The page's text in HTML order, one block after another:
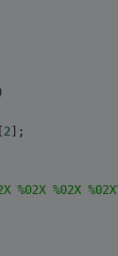
2];
%02X %02X